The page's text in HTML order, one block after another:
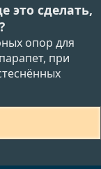
это сделать,
опор для
при